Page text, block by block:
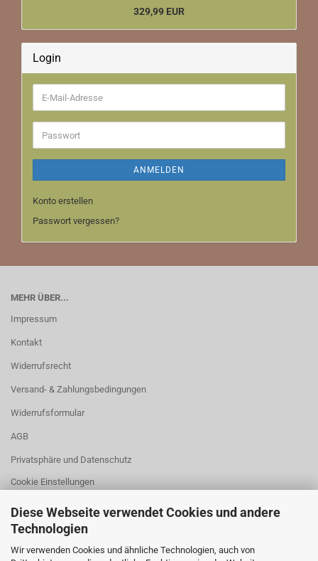
Diese Webseite verwendet Cookies und andere
Technologien
Wir verwenden Cookies und ähnliche Technologien, auch von
329,99 EUR
Login
E-
Mail-
Adresse
Passwort
ANMELDEN
Konto erstellen
Passwort vergessen?
MEHR ÜBER...
Impressum
Kontakt
Widerrufsrecht
Versand- & Zahlungsbedingungen
Widerrufsformular
AGB
Privatsphäre und Datenschutz
Cookie Einstellungen